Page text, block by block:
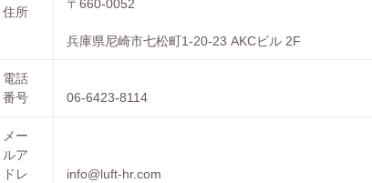
住所
〒660-0052
兵庫県尼崎市七松町1-20-23 AKCビル 2F
電話
番号
06-6423-8114
メー
ルア
ドレ
info@luft-hr.com